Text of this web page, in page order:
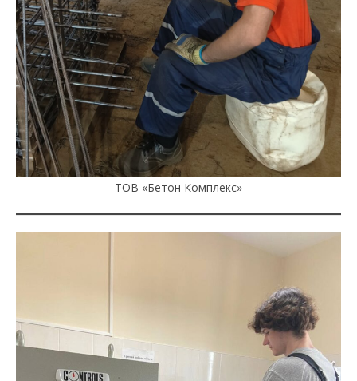
ТОВ «Бетон Комплекс»